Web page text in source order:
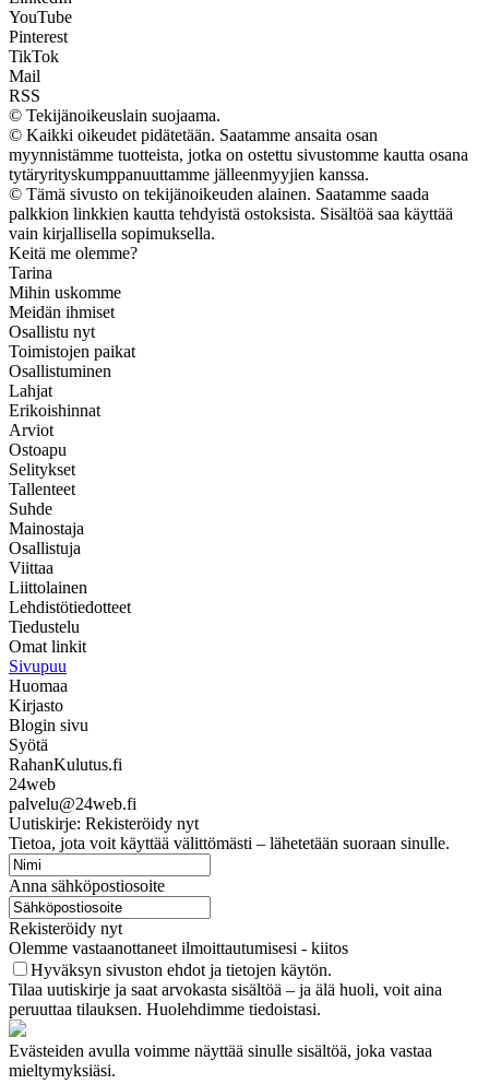
YouTube
Pinterest
TikTok
Mail
RSS
© Tekijänoikeuslain suojaama.
© Kaikki oikeudet pidätetään. Saatamme ansaita osan
myynnistämme tuotteista, jotka on ostettu sivustomme kautta osana
tytäryrityskumppanuuttamme jälleenmyyjien kanssa.
© Tämä sivusto on tekijänoikeuden alainen. Saatamme saada
palkkion linkkien kautta tehdyistä ostoksista. Sisältöä saa käyttää
vain kirjallisella sopimuksella.
Keitä me olemme?
Tarina
Mihin uskomme
Meidän ihmiset
Osallistu nyt
Toimistojen paikat
Osallistuminen
Lahjat
Erikoishinnat
Arviot
Ostoapu
Selitykset
Tallenteet
Suhde
Mainostaja
Osallistuja
Viittaa
Liittolainen
Lehdistötiedotteet
Tiedustelu
Omat linkit
Sivupuu
Huomaa
Kirjasto
Blogin sivu
Syötä
RahanKulutus.fi
24web
palvelu@24web.fi
Uutiskirje: Rekisteröidy nyt
Tietoa, jota voit käyttää välittömästi – lähetetään suoraan sinulle.
Anna sähköpostiosoite
Rekisteröidy nyt
Olemme vastaanottaneet ilmoittautumisesi - kiitos
Hyväksyn sivuston ehdot ja tietojen käytön.
Tilaa uutiskirje ja saat arvokasta sisältöä – ja älä huoli, voit aina
peruuttaa tilauksen. Huolehdimme tiedoistasi.
Evästeiden avulla voimme näyttää sinulle sisältöä, joka vastaa
mieltymyksiäsi.